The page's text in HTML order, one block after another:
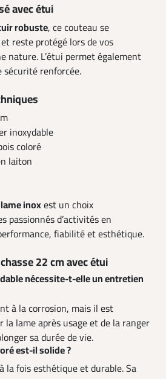
avec étui
robuste, ce couteau se
reste protégé lors de vos
nature. L’étui permet également
sécurité renforcée.
inoxydable
coloré
laiton
inoxest un choix
passionnés d’activités en
fiabilité et esthétique.
22 cm avec étui
nécessite-t-elle un entretien
à la corrosion, mais il est
la lame après usage et de la ranger
sa durée de vie.
est-il solide ?
la fois esthétique et durable. Sa